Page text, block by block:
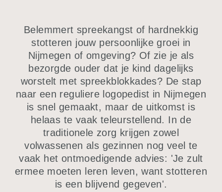
Belemmert spreekangst of hardnekkig
stotteren jouw persoonlijke groei in
Nijmegen of omgeving? Of zie je als
bezorgde ouder dat je kind dagelijks
worstelt met spreekblokkades? De stap
naar een reguliere logopedist in Nijmegen
is snel gemaakt, maar de uitkomst is
helaas te vaak teleurstellend. In de
traditionele zorg krijgen zowel
volwassenen als gezinnen nog veel te
vaak het ontmoedigende advies: 'Je zult
ermee moeten leren leven, want stotteren
is een blijvend gegeven'.